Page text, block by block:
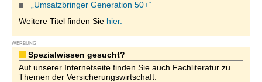
„Umsatzbringer Generation 50+“
Weitere Titel finden Sie hier.
WERBUNG
Spezialwissen gesucht?
Auf unserer Internetseite finden Sie auch Fachliteratur zu
Themen der Versicherungswirtschaft.